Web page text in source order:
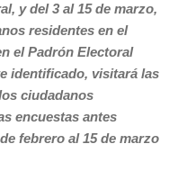
y del 3 al 15 de marzo,
residentes en el
el Padrón Electoral
identificado, visitará las
ciudadanos
encuestas antes
febrero al 15 de marzo